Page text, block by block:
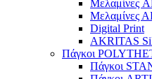
Μελαμίνες
Μελαμίνες
Digital Print
AKRITAS
Πάγκοι
Πάγκοι